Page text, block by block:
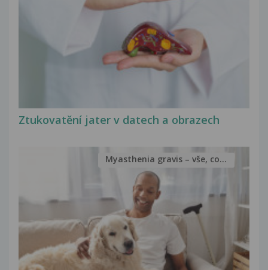
Ztukovatění jater v datech a obrazech
Myasthenia gravis – vše, co...